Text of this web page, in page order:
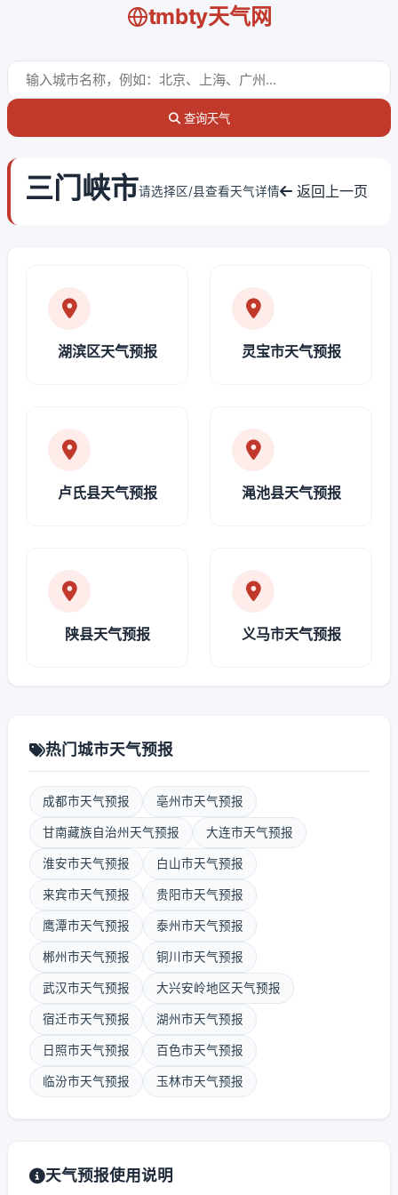
tmbty天气网
查询天气
三门峡市请选择区/县查看天气详情 返回上一页
湖滨区天气预报 灵宝市天气预报
卢氏县天气预报 渑池县天气预报
陕县天气预报 义马市天气预报
热门城市天气预报
成都市天气预报 亳州市天气预报
甘南藏族自治州天气预报 大连市天气预报
淮安市天气预报 白山市天气预报
来宾市天气预报 贵阳市天气预报
鹰潭市天气预报 泰州市天气预报
郴州市天气预报 铜川市天气预报
武汉市天气预报 大兴安岭地区天气预报
宿迁市天气预报 湖州市天气预报
日照市天气预报 百色市天气预报
临汾市天气预报 玉林市天气预报
天气预报使用说明